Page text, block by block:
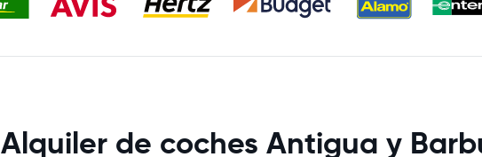
Alquiler de coches Antigua y